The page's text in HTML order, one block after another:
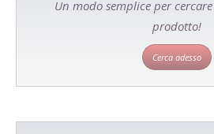
Un modo semplice per
prodotto!
Cerca adesso